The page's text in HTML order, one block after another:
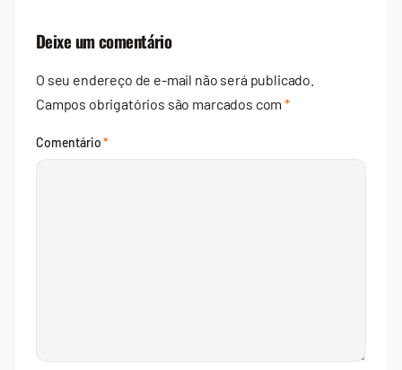
Deixe um comentário
O seu endereço de e-mail não será publicado.
Campos obrigatórios são marcados com*
Comentário*